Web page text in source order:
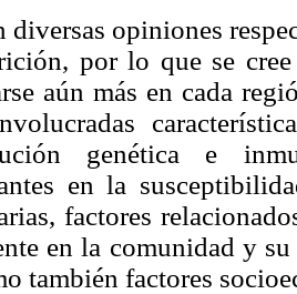
diversas opiniones
por lo que se
aún más en cada
genética e
en la
factores
en la comunidad y
también factores